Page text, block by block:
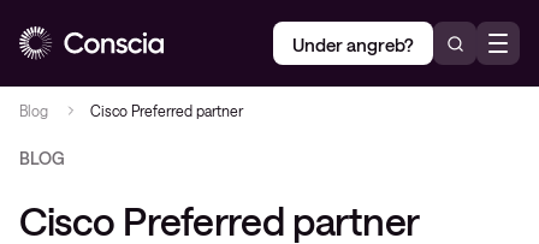
Under angreb?
Blog Cisco Preferred partner
BLOG
Cisco Preferred partner